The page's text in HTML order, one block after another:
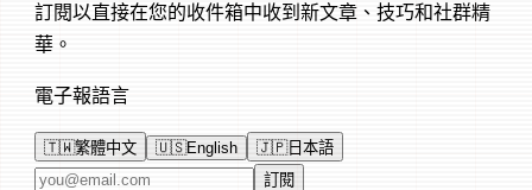
訂閱以直接在您的收件箱中收到新文章、技巧和社群精
華。
電子報語言
🇹🇼繁體中文 🇺🇸English 🇯🇵日本語
電子郵件地址 訂閱